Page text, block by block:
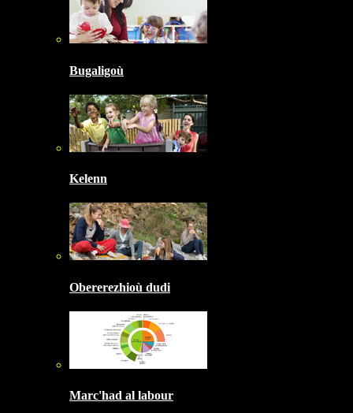
Bugaligoù
Kelenn
Obererezhioù dudi
Marc'had al labour